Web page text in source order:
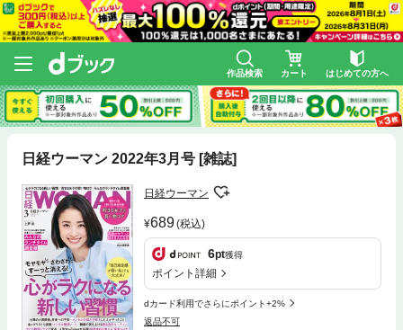
作品検索 カート はじめての方へ
日経ウーマン 2022年3月号 [雑誌]
日経ウーマン
689(税込)
6pt獲得
ポイント詳細
dカード利用でさらにポイント+2%
返品不可